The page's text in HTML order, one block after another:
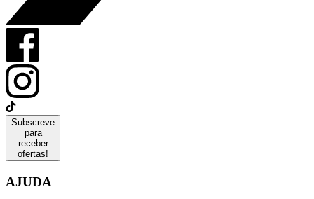
Subscreve
para
receber
ofertas!
AJUDA